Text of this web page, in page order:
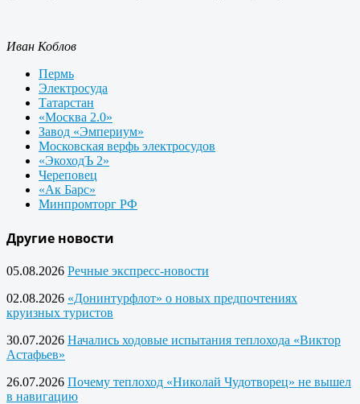
Иван Коблов
Пермь
Электросуда
Татарстан
«Москва 2.0»
Завод «Эмпериум»
Московская верфь электросудов
«ЭкоходЪ 2»
Череповец
«Ак Барс»
Минпромторг РФ
Другие новости
05.08.2026 Речные экспресс-новости
02.08.2026 «Донинтурфлот» о новых предпочтениях
круизных туристов
30.07.2026 Начались ходовые испытания теплохода «Виктор
Астафьев»
26.07.2026 Почему теплоход «Николай Чудотворец» не вышел
в навигацию